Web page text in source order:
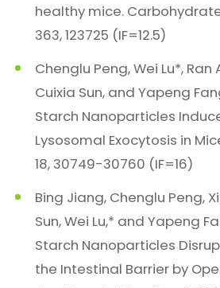
healthy mice.
363, 123725 (IF=12.5)
Chenglu Peng, Wei Lu*, Ran
Cuixia Sun, and Yapeng
Starch Nanoparticles
Lysosomal Exocytosis in
18, 30749-30760 (IF=16)
Bing Jiang, Chenglu Peng,
Sun, Wei Lu,* and Yapeng
Starch Nanoparticles
the Intestinal Barrier by